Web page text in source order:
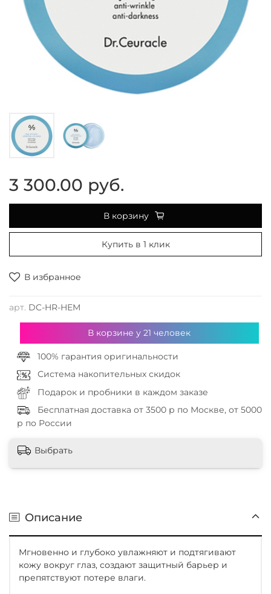
В избранное
арт. DC-HR-HEM
3 300.00 руб.
В корзину
Купить в 1 клик
В корзине у21 человек
100% гарантия оригинальности
Система накопительных скидок
Подарок и пробники в каждом заказе
Бесплатная доставка от 3500 р по Москве, от 5000
р по России
Выбрать
Описание
Мгновенно и глубоко увлажняют и подтягивают
кожу вокруг глаз, создают защитный барьер и
препятствуют потере влаги.